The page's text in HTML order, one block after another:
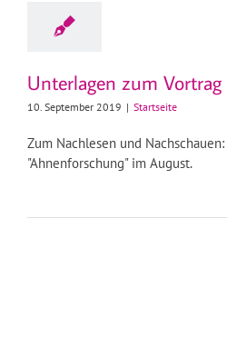
Unterlagen zum
10. September 2019 | Startseite
Zum Nachlesen und
"Ahnenforschung" im August.